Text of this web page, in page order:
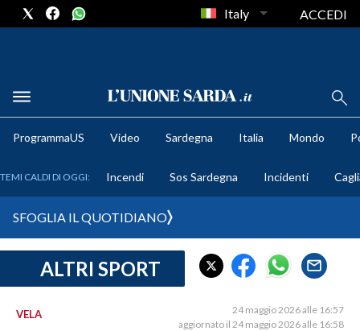
METEO
CRONACA SARDEGNA
PROVINCIA DI CAGLIARI
Italy ACCEDI
ProgrammaUS Video Sardegna Italia Mondo
TEMI CALDI DI OGGI: Incendi Sos Sardegna Incidenti
SFOGLIA IL QUOTIDIANO
ALTRI SPORT
VELA
24 maggio 2026 alle 16:57
aggiornato il 24 maggio 2026 alle 16:58